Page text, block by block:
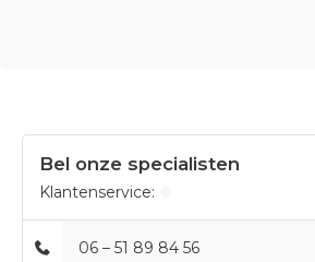
Bel onze specialisten
Klantenservice:
06 – 51 89 84 56